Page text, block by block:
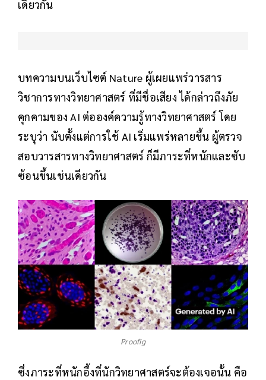
เดียวกัน
บทความบนเว็บไซต์ Nature ผู้เผยแพร่วารสาร
วิชาการทางวิทยาศาสตร์ ที่มีชื่อเสียง ได้กล่าวถึงภัย
คุกคามของ AI ต่อองค์ความรู้ทางวิทยาศาสตร์ โดย
ระบุว่า นับตั้งแต่การใช้ AI เริ่มแพร่หลายขึ้น ผู้ตรวจ
สอบวารสารทางวิทยาศาสตร์ ก็มีภาระที่หนักและซับ
ซ้อนขึ้นเช่นเดียวกัน
Proofig
ซึ่งภาระที่หนักอึ้งที่นักวิทยาศาสตร์จะต้องเจอนั้น คือ